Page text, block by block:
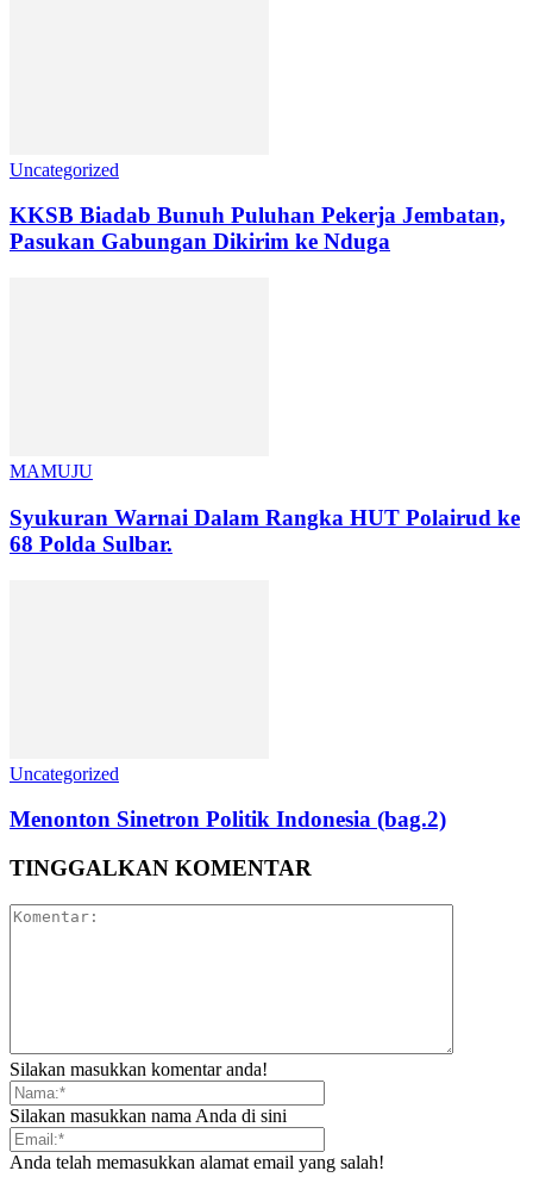
Uncategorized
KKSB Biadab Bunuh Puluhan Pekerja Jembatan,
Pasukan Gabungan Dikirim ke Nduga
MAMUJU
Syukuran Warnai Dalam Rangka HUT Polairud ke
68 Polda Sulbar.
Uncategorized
Menonton Sinetron Politik Indonesia (bag.2)
TINGGALKAN KOMENTAR
Silakan masukkan komentar anda!
Silakan masukkan nama Anda di sini
Anda telah memasukkan alamat email yang salah!